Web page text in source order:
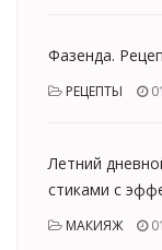
Фазенда.
РЕЦЕПТЫ
Летний
стиками с
МАКИЯЖ